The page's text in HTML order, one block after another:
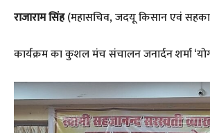
राजाराम सिंह(महासचिव, जदयू किसान एवं सहकार
​कार्यक्रम का कुशल मंच संचालन जनार्दन शर्मा